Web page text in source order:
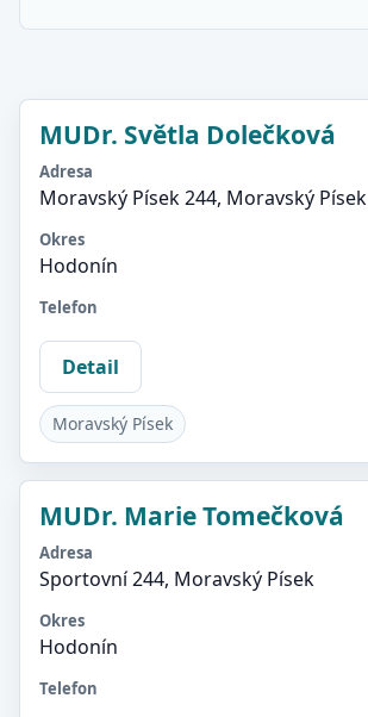
MUDr. Světla Dolečková
Adresa
Moravský Písek 244, Moravský Písek
Okres
Hodonín
Telefon
Detail
Moravský Písek
MUDr. Marie Tomečková
Adresa
Sportovní 244, Moravský Písek
Okres
Hodonín
Telefon